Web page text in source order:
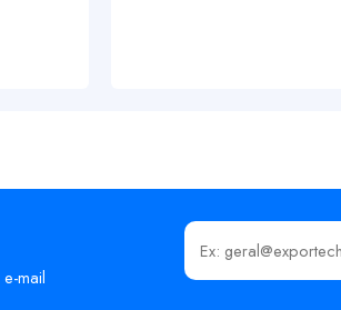
mail
Insira o seu email